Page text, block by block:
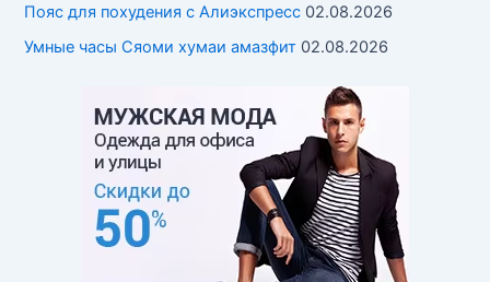
Пояс для похудения с Алиэкспресс 02.08.2026
Умные часы Cяоми хумаи амазфит 02.08.2026